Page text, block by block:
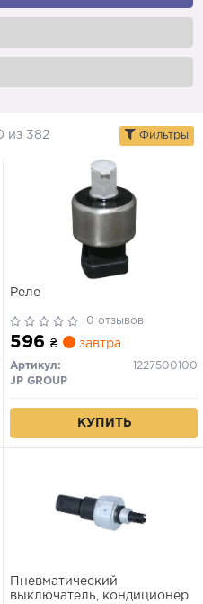
из 382 Фильтры
Реле
0 отзывов
596 ₴ завтра
Артикул:
1227500100
JP GROUP
КУПИТЬ
Пневматический
выключатель, кондиционер